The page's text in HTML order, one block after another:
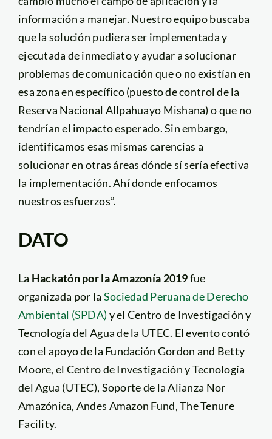
información a manejar. Nuestro equipo buscaba
que la solución pudiera ser implementada y
ejecutada de inmediato y ayudar a solucionar
problemas de comunicación que o no existían en
esa zona en específico (puesto de control de la
Reserva Nacional Allpahuayo Mishana) o que no
tendrían el impacto esperado. Sin embargo,
identificamos esas mismas carencias a
solucionar en otras áreas dónde sí sería efectiva
la implementación. Ahí donde enfocamos
nuestros esfuerzos”.
DATO
La Hackatón por la Amazonía 2019fue
organizada por la Sociedad Peruana de Derecho
Ambiental (SPDA) y el Centro de Investigación y
Tecnología del Agua de la UTEC. El evento contó
con el apoyo de la Fundación Gordon and Betty
Moore, el Centro de Investigación y Tecnología
del Agua (UTEC), Soporte de la Alianza Nor
Amazónica, Andes Amazon Fund, The Tenure
Facility.